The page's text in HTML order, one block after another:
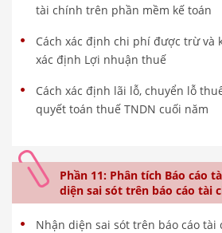
tài chính trên phần mềm kế toán
Cách xác định chi phí được trừ và
xác định Lợi nhuận thuế
Cách xác định lãi lỗ, chuyển lỗ
quyết toán thuế TNDN cuối năm
Phần 11: Phân tích Báo cáo
diện sai sót trên báo cáo tài
Nhận diện sai sót trên báo cáo tài